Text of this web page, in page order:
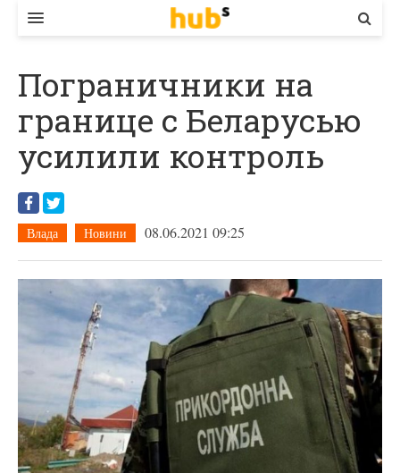
ЕКОНОМІКА
БІЗНЕС
СТАРТЕР
КОНТАКТИ
Пограничники на
границе с Беларусью
усилили контроль
Влада Новини 08.06.2021 09:25